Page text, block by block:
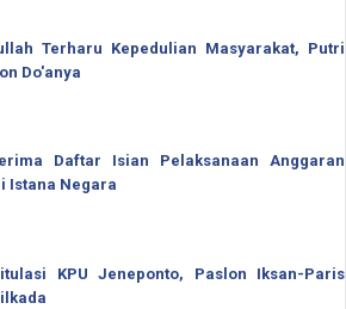
Terharu Kepedulian Masyarakat, Putri
Do'anya
Daftar Isian Pelaksanaan Anggaran
Istana Negara
KPU Jeneponto, Paslon Iksan-Paris